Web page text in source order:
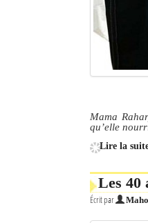
Mama
qu’elle
Lire la
Les 40
Écrit par